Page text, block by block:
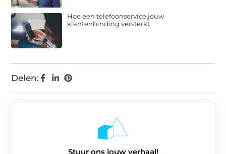
Delen:
Hoe een telefoonservice jouw
klantenbinding versterkt
Stuur ons jouw verhaal!